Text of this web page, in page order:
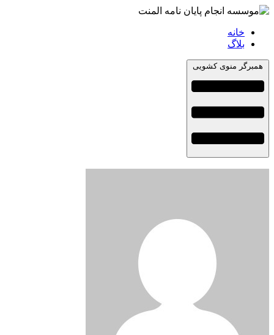
خانه
بلاگ
همبرگر منوی کشویی